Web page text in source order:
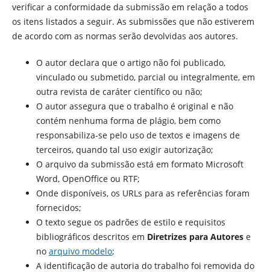
verificar a conformidade da submissão em relação a todos
os itens listados a seguir. As submissões que não estiverem
de acordo com as normas serão devolvidas aos autores.
O autor declara que o artigo não foi publicado,
vinculado ou submetido, parcial ou integralmente, em
outra revista de caráter científico ou não;
O autor assegura que o trabalho é original e não
contém nenhuma forma de plágio, bem como
responsabiliza-se pelo uso de textos e imagens de
terceiros, quando tal uso exigir autorização;
O arquivo da submissão está em formato Microsoft
Word, OpenOffice ou RTF;
Onde disponíveis, os URLs para as referências foram
fornecidos;
O texto segue os padrões de estilo e requisitos
bibliográficos descritos em Diretrizes para Autorese
no arquivo modelo;
A identificação de autoria do trabalho foi removida do